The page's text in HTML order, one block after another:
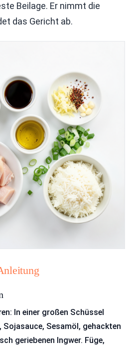
Beilage. Er nimmt die
das Gericht ab.
In einer großen Schüssel
Sesamöl, gehackten
geriebenen Ingwer. Füge,